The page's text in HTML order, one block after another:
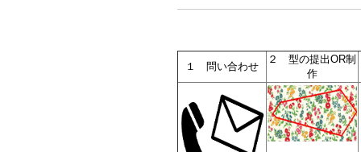
１ 問い合わせ
２ 型の提出OR制
作